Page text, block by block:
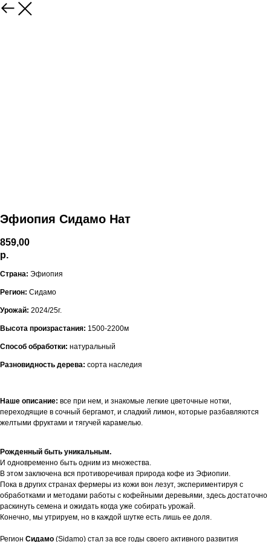
Эфиопия Сидамо Нат
859,00
р.
Страна: Эфиопия
Регион: Сидамо
Урожай: 2024/25г.
Высота произрастания: 1500-2200м
Способ обработки: натуральный
Разновидность дерева: сорта наследия
Наше описание: все при нем, и знакомые легкие цветочные нотки,
переходящие в сочный бергамот, и сладкий лимон, которые разбавляются
желтыми фруктами и тягучей карамелью.
Рожденный быть уникальным.
И одновременно быть одним из множества.
В этом заключена вся противоречивая природа кофе из Эфиопии.
Пока в других странах фермеры из кожи вон лезут, экспериментируя с
обработками и методами работы с кофейными деревьями, здесь достаточно
раскинуть семена и ожидать когда уже собирать урожай.
Конечно, мы утрируем, но в каждой шутке есть лишь ее доля.
Регион Сидамо (Sidamo) стал за все годы своего активного развития